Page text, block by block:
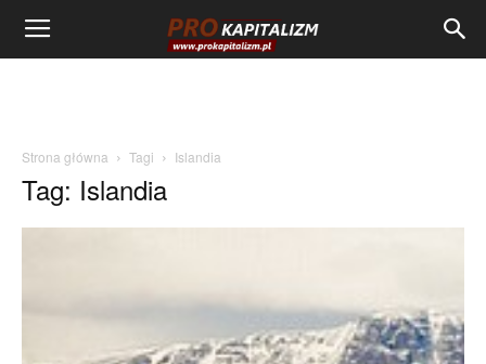
Strona główna Tagi Islandia
Tag: Islandia